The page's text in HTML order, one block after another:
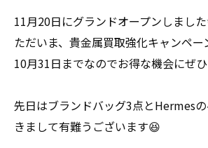
11月20日にグランドオープンしました
ただいま、貴金属買取強化キャンペ
10月31日までなのでお得な機会にぜ
先日はブランドバッグ3点とHermes
きまして有難うございます😆